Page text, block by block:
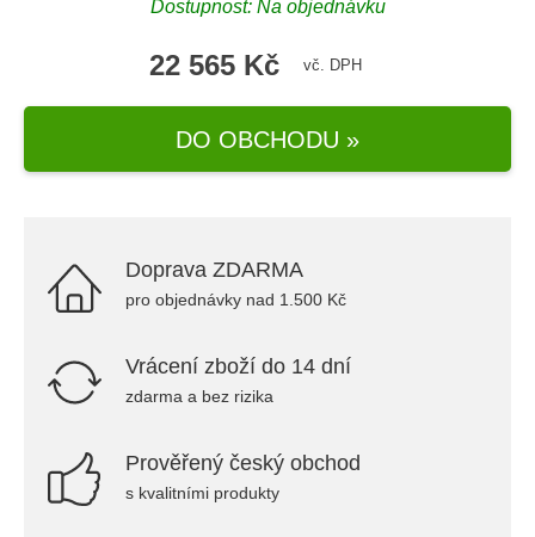
Dostupnost: Na objednávku
22 565 Kč vč. DPH
DO OBCHODU »
Doprava ZDARMA
pro objednávky nad 1.500 Kč
Vrácení zboží do 14 dní
zdarma a bez rizika
Prověřený český obchod
s kvalitními produkty